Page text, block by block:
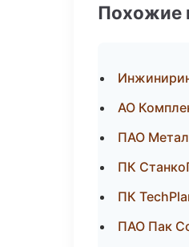
Похожие
АО
ПАО
ПК
ПК
ПАО Пак